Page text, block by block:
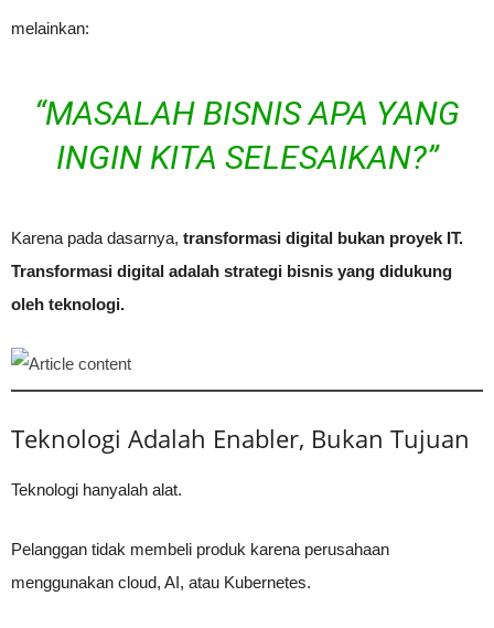
melainkan:
“MASALAH BISNIS APA YANG
INGIN KITA SELESAIKAN?”
Karena pada dasarnya, transformasi digital bukan proyek IT.
Transformasi digital adalah strategi bisnis yang didukung
oleh teknologi.
Teknologi Adalah Enabler, Bukan Tujuan
Teknologi hanyalah alat.
Pelanggan tidak membeli produk karena perusahaan
menggunakan cloud, AI, atau Kubernetes.